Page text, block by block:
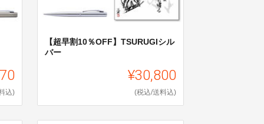
込)
【超早割10％OFF】TSURUGIシル
バー
¥30,800
(税込/送料込)